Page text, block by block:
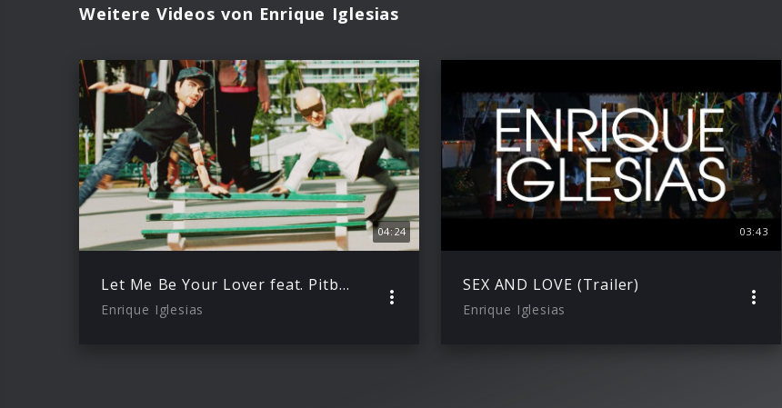
Weitere Videos von Enrique Iglesias
04:24
Let Me Be Your Lover feat. Pitbull
Enrique Iglesias
03:43
SEX AND LOVE (Trailer)
Enrique Iglesias